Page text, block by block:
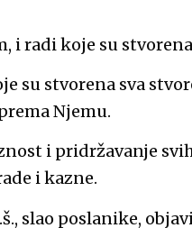
i radi koje su
su stvorena sva
Njemu.
i pridržavanje
i kazne.
slao poslanike,